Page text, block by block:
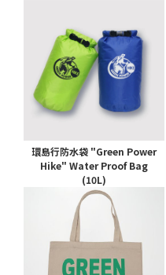
環島行防水袋 "Green Power
Hike" Water Proof Bag
(10L)